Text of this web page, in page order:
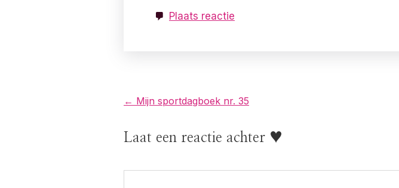
Plaats reactie
B
e
← Mijn sportdagboek nr. 35
Laat een reactie achter ♥